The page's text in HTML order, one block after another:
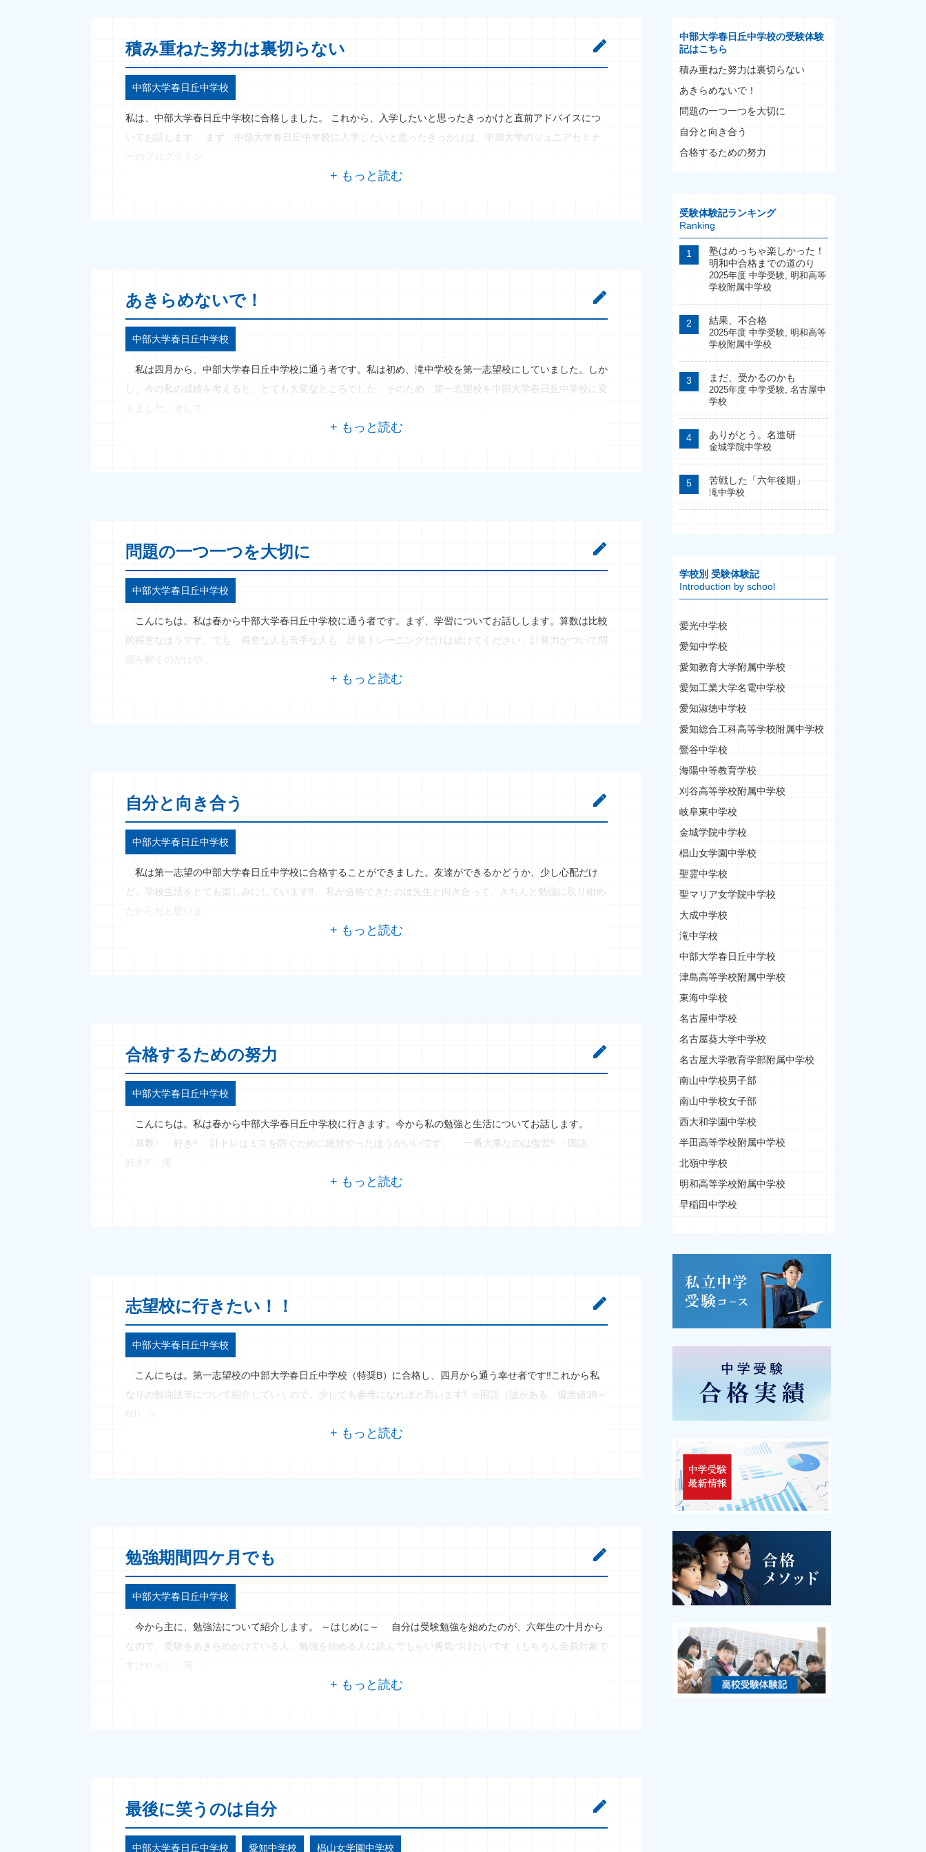
積み重ねた努力は裏切らない
中部大学春日丘中学校
私は、中部大学春日丘中学校に合格しました。 これから、入学したいと思ったきっかけと直前アドバイスにつ
いてお話します。 まず、中部大学春日丘中学校に入学したいと思ったきっかけは、中部大学のジュニアセミナ
ーのプログラミン
あきらめないで！
中部大学春日丘中学校
私は四月から、中部大学春日丘中学校に通う者です。私は初め、滝中学校を第一志望校にしていました。しか
し、今の私の成績を考えると、とても大変なところでした。そのため、第一志望校を中部大学春日丘中学校に変
えました。そして
問題の一つ一つを大切に
中部大学春日丘中学校
こんにちは。私は春から中部大学春日丘中学校に通う者です。まず、学習についてお話しします。算数は比較
的得意なほうです。でも、得意な人も苦手な人も、計算トレーニングだけは続けてください。計算力がついて問
題を解くのがはや
自分と向き合う
中部大学春日丘中学校
私は第一志望の中部大学春日丘中学校に合格することができました。友達ができるかどうか、少し心配だけ
ど、学校生活をとても楽しみにしています‼ 私が合格できたのは先生と向き合って、きちんと勉強に取り組め
たからだと思いま
合格するための努力
中部大学春日丘中学校
こんにちは。私は春から中部大学春日丘中学校に行きます。今から私の勉強と生活についてお話します。
〈算数〉 好き‼ 計トレはミスを防ぐために絶対やったほうがいいです。 一番大事なのは復習‼ 〈国語〉
好き‼ 漢
志望校に行きたい！！
中部大学春日丘中学校
こんにちは。第一志望校の中部大学春日丘中学校（特奨B）に合格し、四月から通う幸せ者です‼これから私
なりの勉強法等について紹介していくので、少しでも参考になればと思います‼ ☆国語（波がある 偏差値38～
60）☆
勉強期間四ケ月でも
中部大学春日丘中学校
今から主に、勉強法について紹介します。 ～はじめに～ 自分は受験勉強を始めたのが、六年生の十月から
なので、受験をあきらめかけている人、勉強を始める人に読んでもらい勇気づけたいです（もちろん全員対象で
すけれど）。周
最後に笑うのは自分
中部大学春日丘中学校 愛知中学校 椙山女学園中学校
中部大学春日丘中学校の受験体験
記はこちら
積み重ねた努力は裏切らない
あきらめないで！
問題の一つ一つを大切に
自分と向き合う
合格するための努力
受験体験記ランキング
Ranking
塾はめっちゃ楽しかった！
明和中合格までの道のり
2025年度 中学受験, 明和高等
学校附属中学校
結果、不合格
2025年度 中学受験, 明和高等
学校附属中学校
まだ、受かるのかも
2025年度 中学受験, 名古屋中
学校
ありがとう。名進研
金城学院中学校
苦戦した「六年後期」
滝中学校
学校別 受験体験記
Introduction by school
愛光中学校
愛知中学校
愛知教育大学附属中学校
愛知工業大学名電中学校
愛知淑徳中学校
愛知総合工科高等学校附属中学校
鶯谷中学校
海陽中等教育学校
刈谷高等学校附属中学校
岐阜東中学校
金城学院中学校
椙山女学園中学校
聖霊中学校
聖マリア女学院中学校
大成中学校
滝中学校
中部大学春日丘中学校
津島高等学校附属中学校
東海中学校
名古屋中学校
名古屋葵大学中学校
名古屋大学教育学部附属中学校
南山中学校男子部
南山中学校女子部
西大和学園中学校
半田高等学校附属中学校
北嶺中学校
明和高等学校附属中学校
早稲田中学校